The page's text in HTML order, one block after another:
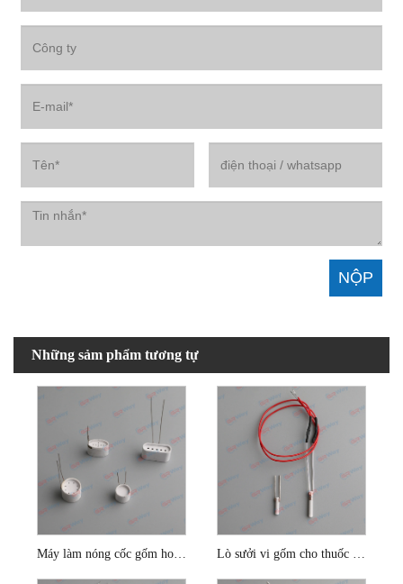
Những sảm phẩm tương tự
Máy làm nóng cốc gốm hoạt động bằng pin Lò sưởi vi gốm cho thuốc lá điện tử